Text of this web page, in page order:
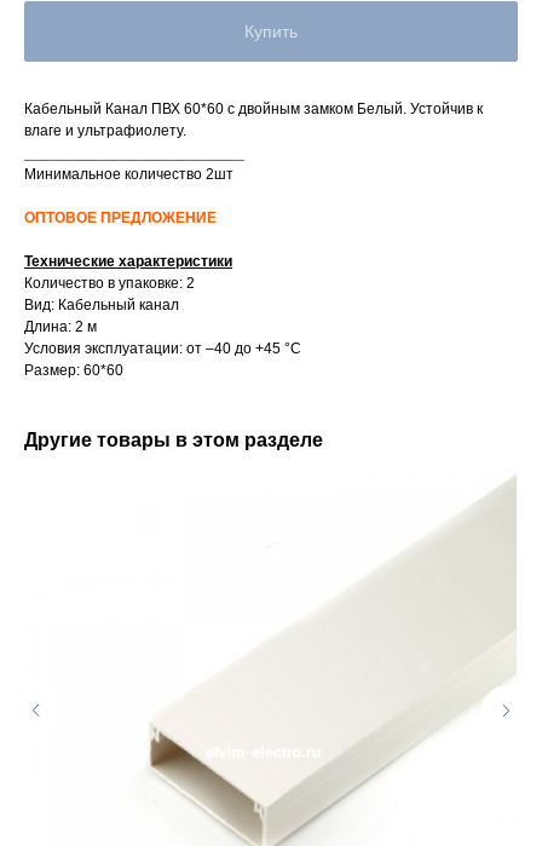
Купить
Кабельный Канал ПВХ 60*60 с двойным замком Белый. Устойчив к
влаге и ультрафиолету.
Минимальное количество 2шт
ОПТОВОЕ ПРЕДЛОЖЕНИЕ
Технические характеристики
Количество в упаковке: 2
Вид: Кабельный канал
Длина: 2 м
Условия эксплуатации: от –40 до +45 °С
Размер: 60*60
Другие товары в этом разделе